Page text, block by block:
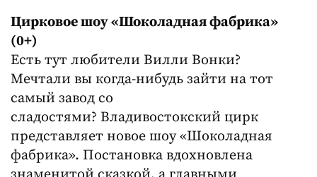
Цирковое шоу «Шоколадная фабрика»
(0+)
Есть тут любители Вилли Вонки?
Мечтали вы когда-нибудь зайти на тот
самый завод со
сладостями? Владивостокский цирк
представляет новое шоу «Шоколадная
фабрика». Постановка вдохновлена